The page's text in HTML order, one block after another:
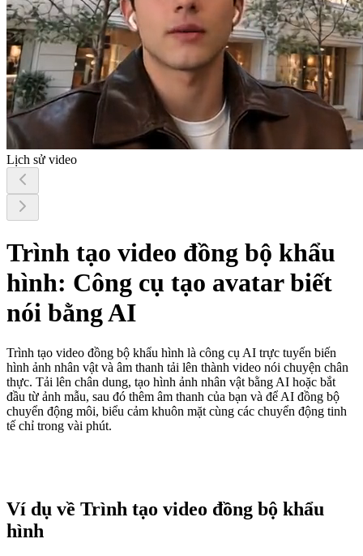
Lịch sử video
Trình tạo video đồng bộ khẩu
hình: Công cụ tạo avatar biết
nói bằng AI
Trình tạo video đồng bộ khẩu hình là công cụ AI trực tuyến biến
hình ảnh nhân vật và âm thanh tải lên thành video nói chuyện chân
thực. Tải lên chân dung, tạo hình ảnh nhân vật bằng AI hoặc bắt
đầu từ ảnh mẫu, sau đó thêm âm thanh của bạn và để AI đồng bộ
chuyển động môi, biểu cảm khuôn mặt cùng các chuyển động tinh
tế chỉ trong vài phút.
Ví dụ về Trình tạo video đồng bộ khẩu
hình